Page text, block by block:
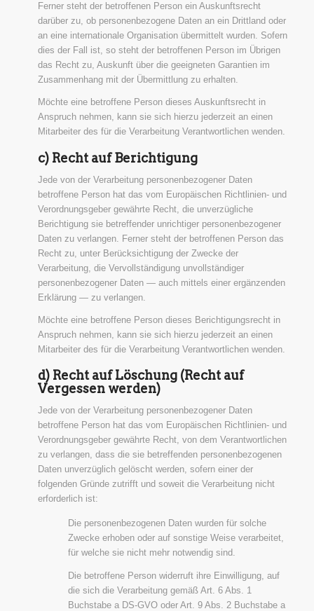
Ferner steht der betroffenen Person ein Auskunftsrecht
darüber zu, ob personenbezogene Daten an ein Drittland oder
an eine internationale Organisation übermittelt wurden. Sofern
dies der Fall ist, so steht der betroffenen Person im Übrigen
das Recht zu, Auskunft über die geeigneten Garantien im
Zusammenhang mit der Übermittlung zu erhalten.
Möchte eine betroffene Person dieses Auskunftsrecht in
Anspruch nehmen, kann sie sich hierzu jederzeit an einen
Mitarbeiter des für die Verarbeitung Verantwortlichen wenden.
c) Recht auf Berichtigung
Jede von der Verarbeitung personenbezogener Daten
betroffene Person hat das vom Europäischen Richtlinien- und
Verordnungsgeber gewährte Recht, die unverzügliche
Berichtigung sie betreffender unrichtiger personenbezogener
Daten zu verlangen. Ferner steht der betroffenen Person das
Recht zu, unter Berücksichtigung der Zwecke der
Verarbeitung, die Vervollständigung unvollständiger
personenbezogener Daten — auch mittels einer ergänzenden
Erklärung — zu verlangen.
Möchte eine betroffene Person dieses Berichtigungsrecht in
Anspruch nehmen, kann sie sich hierzu jederzeit an einen
Mitarbeiter des für die Verarbeitung Verantwortlichen wenden.
d) Recht auf Löschung (Recht auf
Vergessen werden)
Jede von der Verarbeitung personenbezogener Daten
betroffene Person hat das vom Europäischen Richtlinien- und
Verordnungsgeber gewährte Recht, von dem Verantwortlichen
zu verlangen, dass die sie betreffenden personenbezogenen
Daten unverzüglich gelöscht werden, sofern einer der
folgenden Gründe zutrifft und soweit die Verarbeitung nicht
erforderlich ist:
Die personenbezogenen Daten wurden für solche
Zwecke erhoben oder auf sonstige Weise verarbeitet,
für welche sie nicht mehr notwendig sind.
Die betroffene Person widerruft ihre Einwilligung, auf
die sich die Verarbeitung gemäß Art. 6 Abs. 1
Buchstabe a DS-GVO oder Art. 9 Abs. 2 Buchstabe a